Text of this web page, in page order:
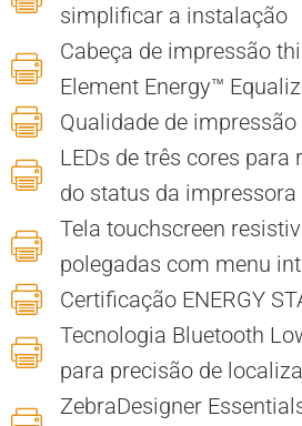
simplificar a instalação
Cabeça de impressão
Element Energy™
Qualidade de
LEDs de três cores
do status da impressora
Tela touchscreen
polegadas com menu
Certificação ENERGY
Tecnologia Bluetooth
para precisão de
ZebraDesigner